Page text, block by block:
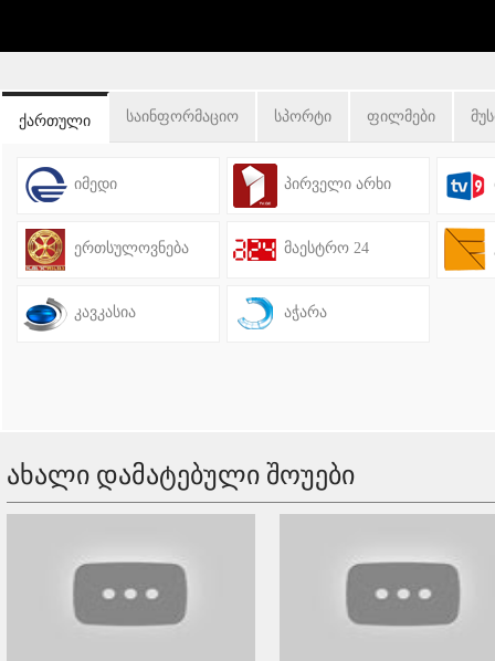
ქართული საინფორმაციო სპორტი ფილმები
იმედი პირველი არხი
ერთსულოვნება მაესტრო 24
კავკასია აჭარა
ახალი დამატებული შოუები